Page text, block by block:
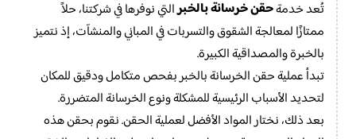
تُعد خدمةحقن خرسانة بالخبرالتي نوفرها في شركتنا، حلاً
ممتازًا لمعالجة الشقوق والتسربات في المباني والمنشآت، إذ نتميز
بالخبرة والمصداقية الكبيرة.
تبدأ عملية حقن الخرسانة بالخبر بفحص متكامل ودقيق للمكان
لتحديد الأسباب الرئيسية للمشكلة ونوع الخرسانة المتضررة.
بعد ذلك، نختار المواد الأفضل لعملية الحقن. نقوم بحقن هذه